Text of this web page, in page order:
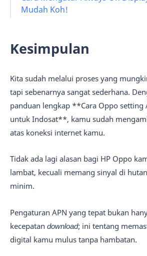
Mudah Koh!
Kesimpulan
Kita sudah melalui proses yang
tapi sebenarnya sangat sederhana.
panduan lengkap **Cara Oppo setting
untuk Indosat**, kamu sudah
atas koneksi internet kamu.
Tidak ada lagi alasan bagi HP Oppo
lambat, kecuali memang sinyal di
minim.
Pengaturan APN yang tepat bukan
kecepatan download; ini tentang
digital kamu mulus tanpa hambatan.